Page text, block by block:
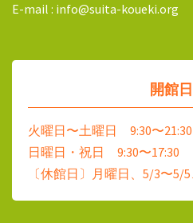
E-mail : info@suita-koueki.org
開館
火曜日〜土曜日 9:30〜21:30
日曜日・祝日 9:30〜17:30
〔休館日〕月曜日、5/3〜5/